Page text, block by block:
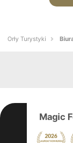
Orły Turystyki
Magic